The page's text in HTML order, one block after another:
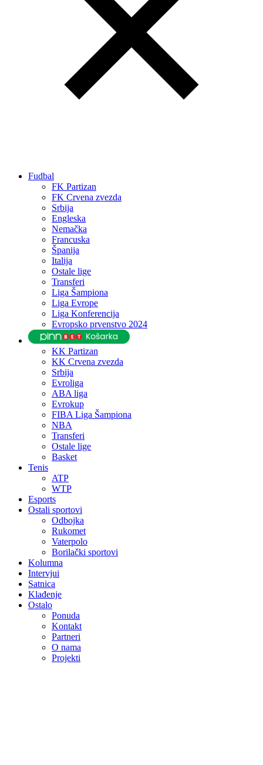
Fudbal
FK Partizan
FK Crvena zvezda
Srbija
Engleska
Nemačka
Francuska
Španija
Italija
Ostale lige
Transferi
Liga Šampiona
Liga Evrope
Liga Konferencija
Evropsko prvenstvo 2024
KK Partizan
KK Crvena zvezda
Srbija
Evroliga
ABA liga
Evrokup
FIBA Liga Šampiona
NBA
Transferi
Ostale lige
Basket
Tenis
ATP
WTP
Esports
Ostali sportovi
Odbojka
Rukomet
Vaterpolo
Borilački sportovi
Kolumna
Intervjui
Satnica
Klađenje
Ostalo
Ponuda
Kontakt
Partneri
O nama
Projekti